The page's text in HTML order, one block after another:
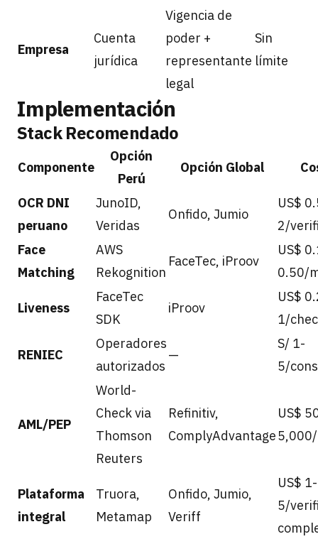
Empresa
Cuenta
jurídica
Vigencia de
poder +
representante
legal
Sin
límite
Implementación
Stack Recomendado
Componente
Opción
Perú
Opción Global
OCR DNI
peruano
JunoID,
Veridas
Onfido, Jumio
US$
2/
Face
Matching
AWS
Rekognition
FaceTec, iProov
US$
0.50/
Liveness
FaceTec
SDK
iProov
US$
1/
RENIEC
Operadores
autorizados
—
S/ 1-
5/
AML/PEP
World-
Check via
Thomson
Reuters
Refinitiv,
ComplyAdvantage
US$
Plataforma
integral
Truora,
Metamap
Onfido, Jumio,
Veriff
US$ 1-
5/